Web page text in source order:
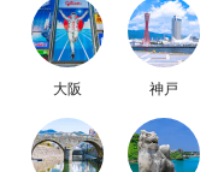
大阪 神戸